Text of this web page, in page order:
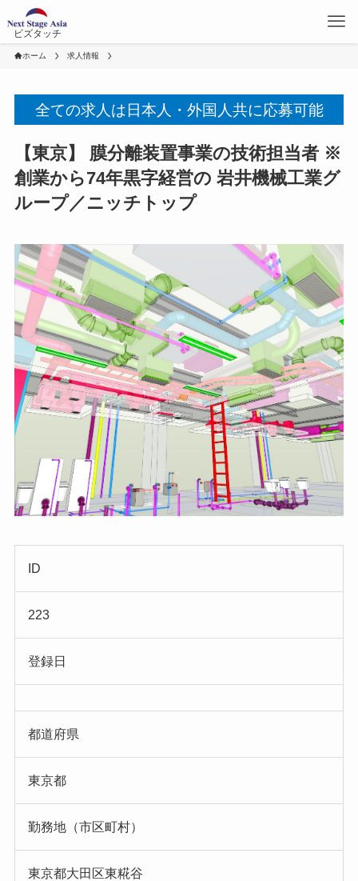
ビズタッチ
ホーム 求人情報
全ての求人は日本人・外国人共に応募可能
【東京】 膜分離装置事業の技術担当者 ※
創業から74年黒字経営の 岩井機械工業グ
ループ／ニッチトップ
ID
223
登録日
都道府県
東京都
勤務地（市区町村）
東京都大田区東糀谷